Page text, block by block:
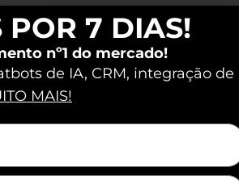
em
em
POR 7 DIAS!
nº1 do mercado!
de IA, CRM, integração de
MAIS!